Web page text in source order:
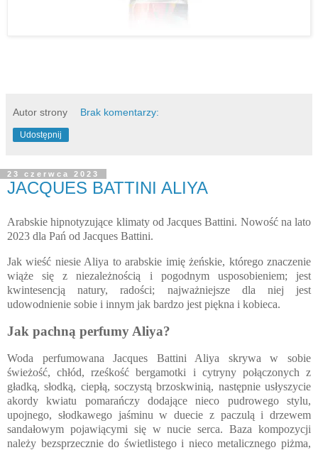
Autor strony Brak komentarzy:
Udostępnij
23 czerwca 2023
JACQUES BATTINI ALIYA
Arabskie hipnotyzujące klimaty od Jacques Battini. Nowość na lato
2023 dla Pań od Jacques Battini.
Jak wieść niesie Aliya to arabskie imię żeńskie, którego znaczenie
wiąże się z niezależnością i pogodnym usposobieniem; jest
kwintesencją natury, radości; najważniejsze dla niej jest
udowodnienie sobie i innym jak bardzo jest piękna i kobieca.
Jak pachną perfumy Aliya?
Woda perfumowana Jacques Battini Aliya skrywa w sobie
świeżość, chłód, rześkość bergamotki i cytryny połączonych z
gładką, słodką, ciepłą, soczystą brzoskwinią, następnie usłyszycie
akordy kwiatu pomarańczy dodające nieco pudrowego stylu,
upojnego, słodkawego jaśminu w duecie z paczulą i drzewem
sandałowym pojawiącymi się w nucie serca. Baza kompozycji
należy bezsprzecznie do świetlistego i nieco metalicznego piżma,